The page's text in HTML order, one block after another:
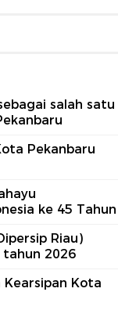
salah satu
Pekanbaru
ke 45 Tahun
Riau)
2026
Kearsipan Kota